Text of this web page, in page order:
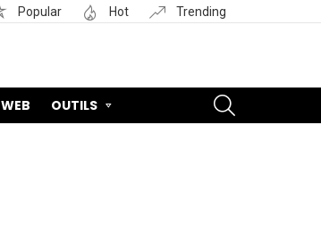
Popular Hot Trending
WEB OUTILS